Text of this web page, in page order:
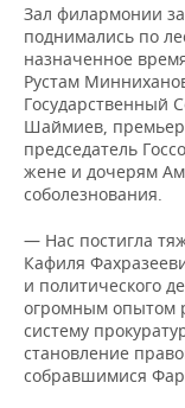
Зал филармонии
поднимались по
назначенное
Рустам
Государственный
Шаймиев,
председатель
жене и дочерям
соболезнования.
— Нас постигла
Кафиля
и политического
огромным опытом
систему
становление
собравшимися